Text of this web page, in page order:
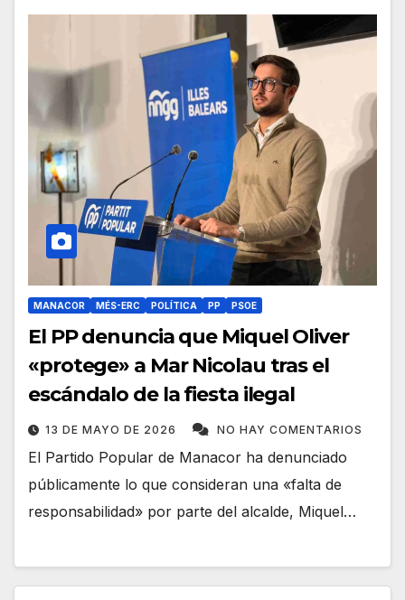
MANACOR MÉS-ERC POLÍTICA PP PSOE
El PP denuncia que Miquel Oliver
«protege» a Mar Nicolau tras el
escándalo de la fiesta ilegal
13 DE MAYO DE 2026 NO HAY COMENTARIOS
El Partido Popular de Manacor ha denunciado
públicamente lo que consideran una «falta de
responsabilidad» por parte del alcalde, Miquel…